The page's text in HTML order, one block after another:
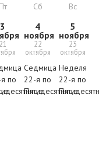
Пт Сб Вс
3
21
по
4
ноября
22
октября
Седмица
22-я по
Пятидесятнице.
5
ноября
23
октября
Неделя
22-я по